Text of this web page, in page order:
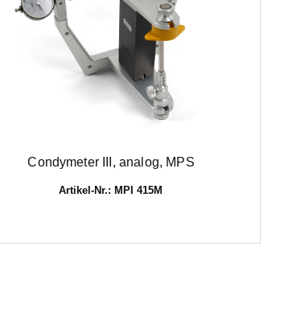
Condymeter III, analog, MPS
Artikel-Nr.: MPI 415M